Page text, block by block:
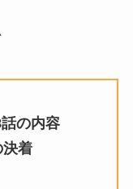
の内容
着